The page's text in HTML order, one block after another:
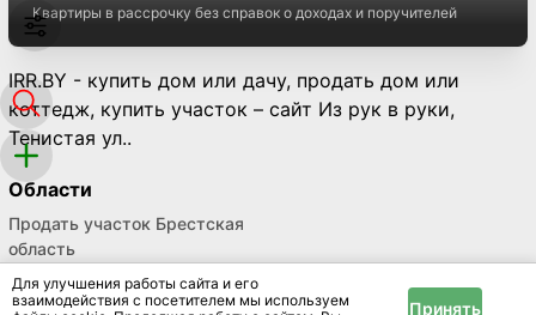
Квартиры в рассрочку без справок о доходах и поручителей
IRR.BY - купить дом или дачу, продать дом или
коттедж, купить участок – сайт Из рук в руки,
Тенистая ул..
Области
Продать участок Брестская
область
Улицы
Для улучшения работы сайта и его
взаимодействия с посетителем мы используем
Принять